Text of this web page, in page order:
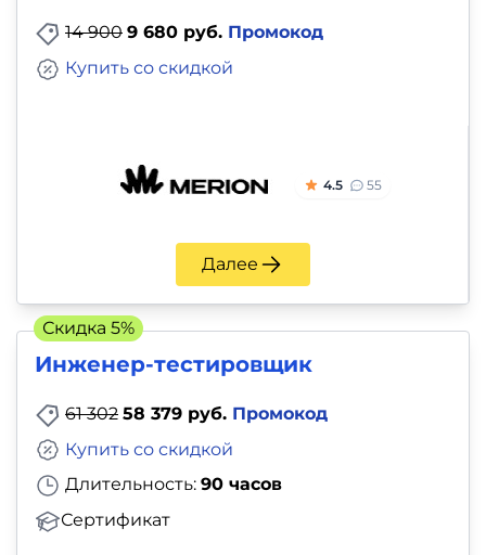
14 900 9 680 руб. Промокод
Купить со скидкой
4.5 55
Далее
Инженер-тестировщик
61 302 58 379 руб. Промокод
Длительность: 90 часов
Сертификат
Купить со скидкой
Скидка 5%